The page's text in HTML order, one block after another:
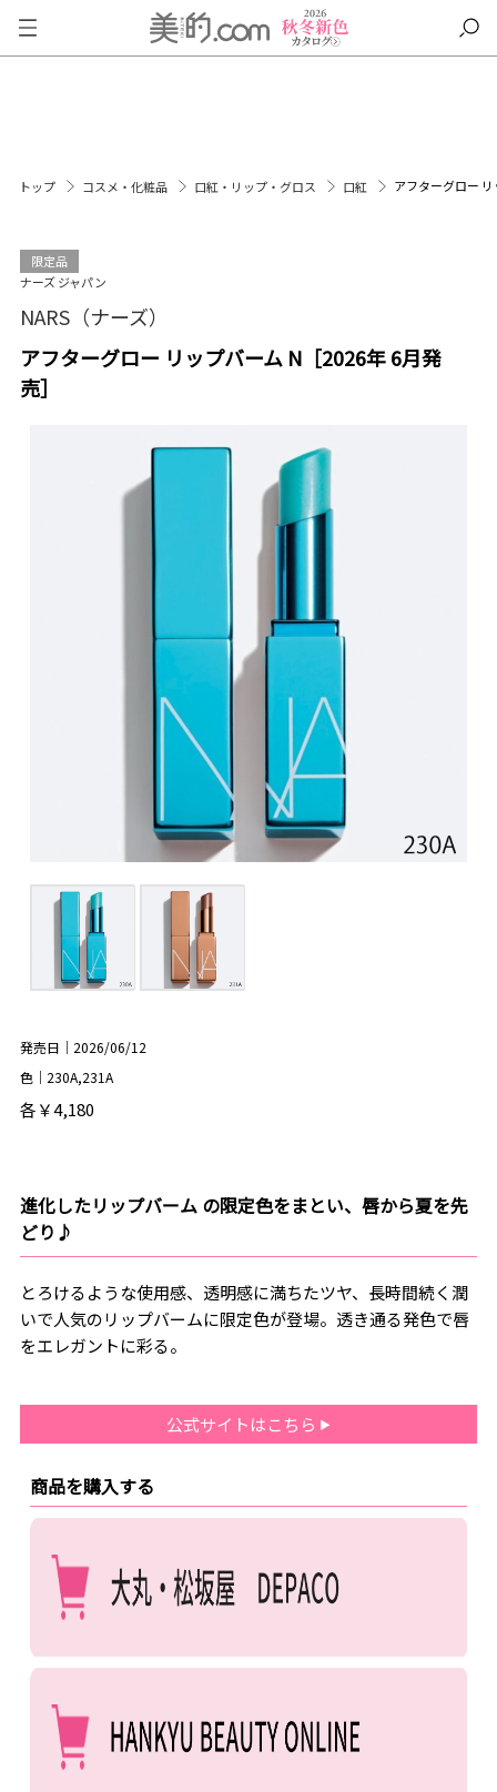
トップ コスメ・化粧品 口紅・リップ・グロス 口紅 アフターグロー
限定品
ナーズ ジャパン
NARS（ナーズ）
アフターグロー リップバーム N［2026年 6月発
売］
発売日｜2026/06/12
色｜230A,231A
各￥4,180
進化したリップバーム の限定色をまとい、唇から夏を先
どり♪
とろけるような使用感、透明感に満ちたツヤ、長時間続く潤
いで人気のリップバームに限定色が登場。透き通る発色で唇
をエレガントに彩る。
公式サイトはこちら
商品を購入する